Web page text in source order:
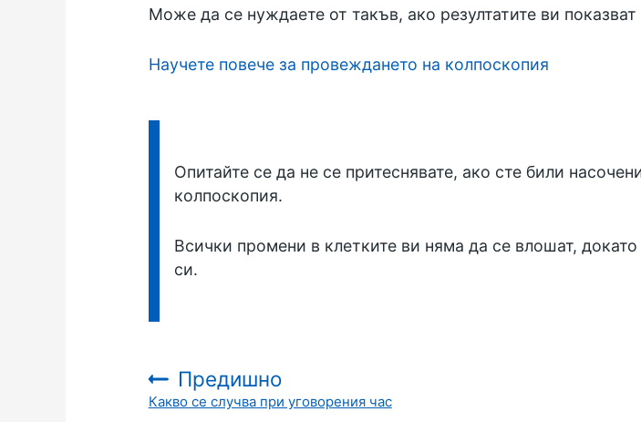
Може да се нуждаете от такъв, ако резултатите ви
Научете повече за провеждането на колпоскопия
Опитайте се да не се притеснявате, ако сте били
колпоскопия.
Всички промени в клетките ви няма да се влошат, докато
си.
Предишно
:Какво се случва при уговорения час